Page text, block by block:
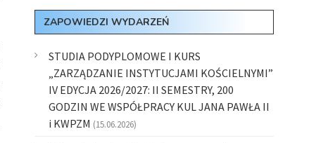
ZAPOWIEDZI WYDARZEŃ
STUDIA PODYPLOMOWE I KURS
„ZARZĄDZANIE INSTYTUCJAMI KOŚCIELNYMI”
IV EDYCJA 2026/2027: II SEMESTRY, 200
GODZIN WE WSPÓŁPRACY KUL JANA PAWŁA II
i KWPZM (15.06.2026)